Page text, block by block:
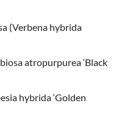
(Verbena hybrida
atropurpurea ‘Black
hybrida ‘Golden